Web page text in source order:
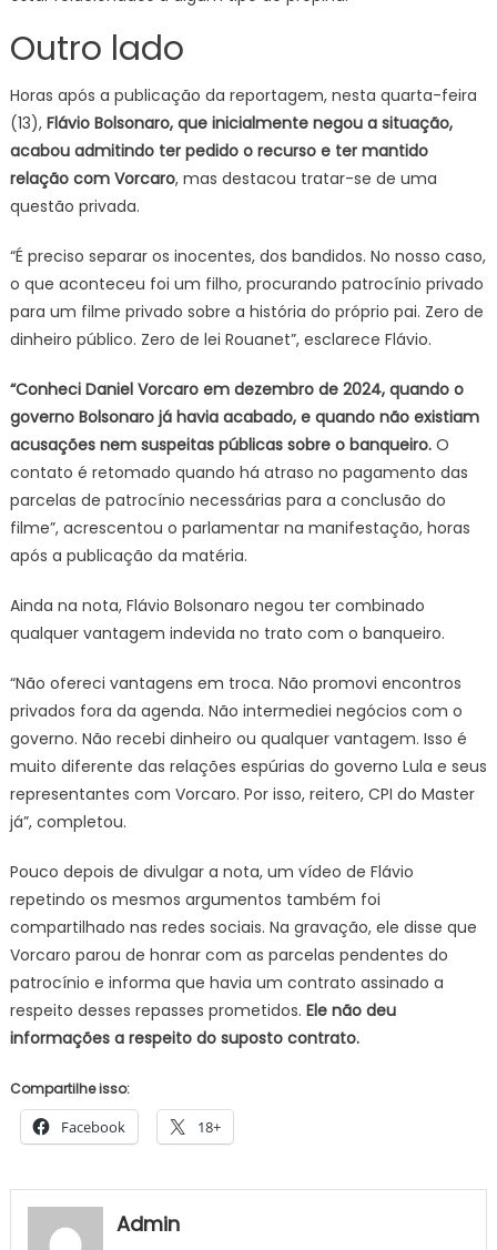
Outro lado
Horas após a publicação da reportagem, nesta quarta-feira
(13), Flávio Bolsonaro, que inicialmente negou a situação,
acabou admitindo ter pedido o recurso e ter mantido
relação com Vorcaro, mas destacou tratar-se de uma
questão privada.
“É preciso separar os inocentes, dos bandidos. No nosso caso,
o que aconteceu foi um filho, procurando patrocínio privado
para um filme privado sobre a história do próprio pai. Zero de
dinheiro público. Zero de lei Rouanet”, esclarece Flávio.
“Conheci Daniel Vorcaro em dezembro de 2024, quando o
governo Bolsonaro já havia acabado, e quando não existiam
acusações nem suspeitas públicas sobre o banqueiro.O
contato é retomado quando há atraso no pagamento das
parcelas de patrocínio necessárias para a conclusão do
filme”, acrescentou o parlamentar na manifestação, horas
após a publicação da matéria.
Ainda na nota, Flávio Bolsonaro negou ter combinado
qualquer vantagem indevida no trato com o banqueiro.
“Não ofereci vantagens em troca. Não promovi encontros
privados fora da agenda. Não intermediei negócios com o
governo. Não recebi dinheiro ou qualquer vantagem. Isso é
muito diferente das relações espúrias do governo Lula e seus
representantes com Vorcaro. Por isso, reitero, CPI do Master
já”, completou.
Pouco depois de divulgar a nota, um vídeo de Flávio
repetindo os mesmos argumentos também foi
compartilhado nas redes sociais. Na gravação, ele disse que
Vorcaro parou de honrar com as parcelas pendentes do
patrocínio e informa que havia um contrato assinado a
respeito desses repasses prometidos. Ele não deu
informações a respeito do suposto contrato.
Compartilhe isso:
Facebook 18+
Admin